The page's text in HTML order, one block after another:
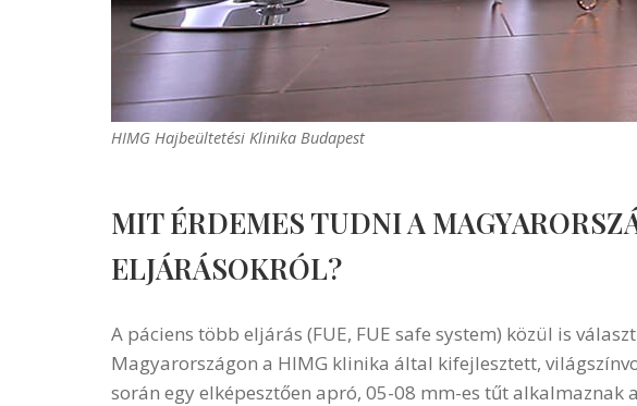
HIMG Hajbeültetési Klinika Budapest
MIT ÉRDEMES TUDNI A
ELJÁRÁSOKRÓL?
A páciens több eljárás (FUE, FUE safe system) közül is
Magyarországon a HIMG klinika által kifejlesztett,
során egy elképesztően apró, 05-08 mm-es tűt alkalmaznak